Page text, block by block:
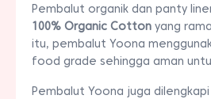
Pembalut organik dan panty
100% Organic Cotton yang
itu, pembalut Yoona
food grade sehingga aman
Pembalut Yoona juga